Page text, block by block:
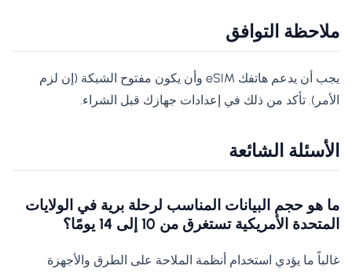
ملاحظة التوافق
يجب أن يدعم هاتفك eSIM وأن يكون مفتوح الشبكة (إن لزم
الأمر). تأكد من ذلك في إعدادات جهازك قبل الشراء.
الأسئلة الشائعة
ما هو حجم البيانات المناسب لرحلة برية في الولايات
المتحدة الأمريكية تستغرق من 10 إلى 14 يومًا؟
غالباً ما يؤدي استخدام أنظمة الملاحة على الطرق والأجهزة